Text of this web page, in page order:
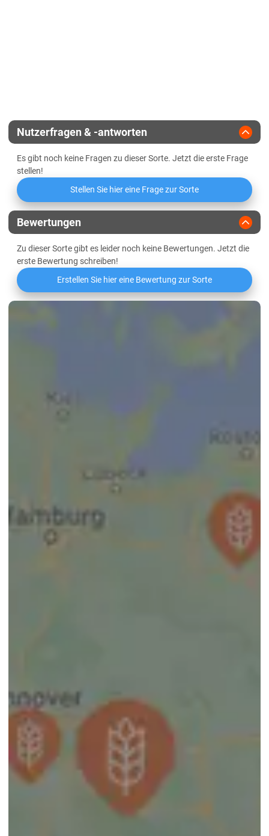
SBR-Toleranz
Herbizidresistenz gegen ALS-
Hemmer (Conviso)
BMYV- und BYV-Toleranz
Nutzerfragen & -antworten
Es gibt noch keine Fragen zu dieser Sorte. Jetzt die erste Frage
stellen!
Stellen Sie hier eine Frage zur Sorte
Bewertungen
Zu dieser Sorte gibt es leider noch keine Bewertungen. Jetzt die
erste Bewertung schreiben!
Erstellen Sie hier eine Bewertung zur Sorte